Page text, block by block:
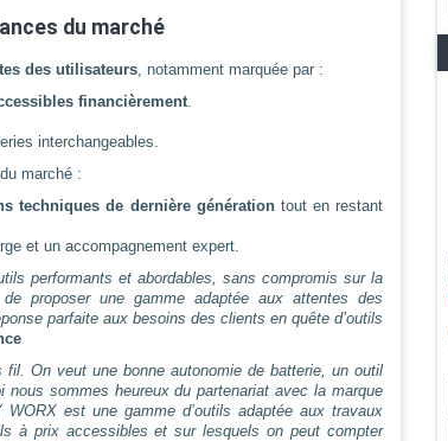
du marché
des utilisateurs, notamment marquée par :
financièrement.
interchangeables.
marché :
techniques de dernière générationtout en restant
et un accompagnement expert.
performants et abordables, sans compromis sur la
proposer une gamme adaptée aux attentes des
parfaite aux besoins des clients en quête d’outils
On veut une bonne autonomie de batterie, un outil
sommes heureux du partenariat avec la marque
est une gamme d’outils adaptée aux travaux
à prix accessibles et sur lesquels on peut compter